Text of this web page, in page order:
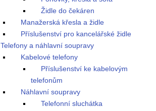
Židle do čekáren
Manažerská křesla a židle
Příslušenství pro kancelářské židle
Telefony a náhlavní soupravy
Kabelové telefony
Příslušenství ke kabelovým
telefonům
Náhlavní soupravy
Telefonní sluchátka